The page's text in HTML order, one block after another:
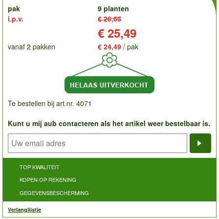
pak
9 planten
i.p.v.
€ 26,66
€ 25,49
vanaf 2 pakken € 24,49 / pak
Te bestellen bij art.nr. 4071
Kunt u mij aub contacteren als het artikel weer bestelbaar is.
TOP KWALITEIT
KOPEN OP REKENING
GEGEVENSBESCHERMING
Verlanglijstje